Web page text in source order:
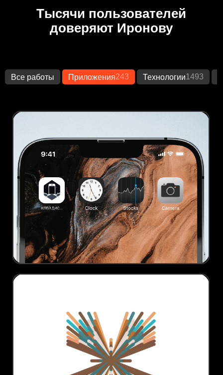
Тысячи пользователей
доверяют Иронову
Все работы Приложения243 Технологии1493